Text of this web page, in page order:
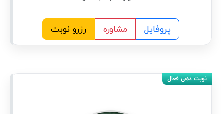
پروفایل مشاوره رزرو نوبت